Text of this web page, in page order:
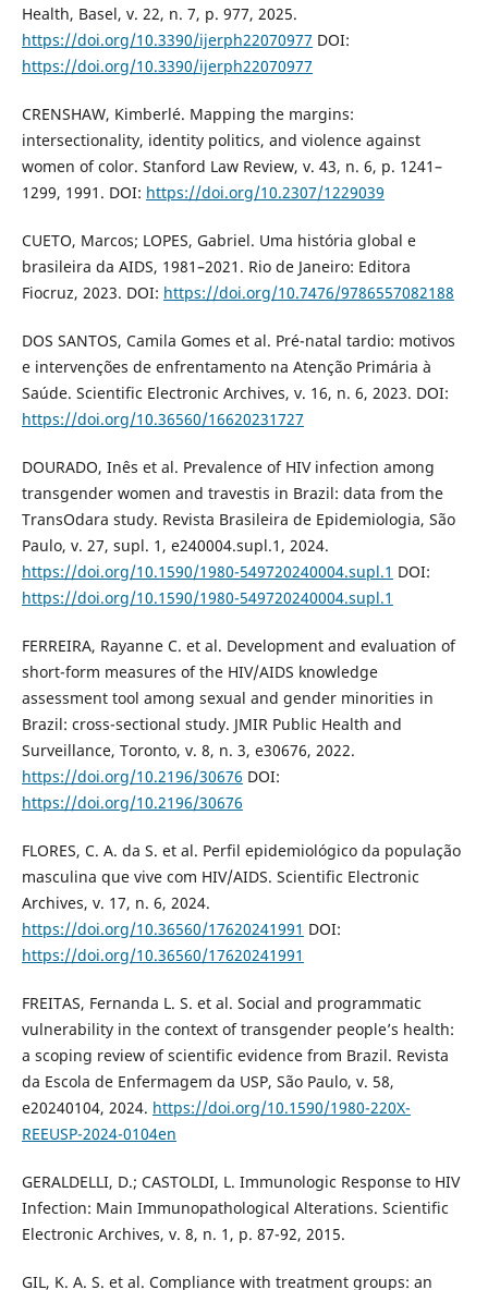
Health, Basel, v. 22, n. 7, p. 977, 2025.
https://doi.org/10.3390/ijerph22070977 DOI:
https://doi.org/10.3390/ijerph22070977
CRENSHAW, Kimberlé. Mapping the margins:
intersectionality, identity politics, and violence against
women of color. Stanford Law Review, v. 43, n. 6, p. 1241–
1299, 1991. DOI: https://doi.org/10.2307/1229039
CUETO, Marcos; LOPES, Gabriel. Uma história global e
brasileira da AIDS, 1981–2021. Rio de Janeiro: Editora
Fiocruz, 2023. DOI: https://doi.org/10.7476/9786557082188
DOS SANTOS, Camila Gomes et al. Pré-natal tardio: motivos
e intervenções de enfrentamento na Atenção Primária à
Saúde. Scientific Electronic Archives, v. 16, n. 6, 2023. DOI:
https://doi.org/10.36560/16620231727
DOURADO, Inês et al. Prevalence of HIV infection among
transgender women and travestis in Brazil: data from the
TransOdara study. Revista Brasileira de Epidemiologia, São
Paulo, v. 27, supl. 1, e240004.supl.1, 2024.
https://doi.org/10.1590/1980-549720240004.supl.1 DOI:
https://doi.org/10.1590/1980-549720240004.supl.1
FERREIRA, Rayanne C. et al. Development and evaluation of
short-form measures of the HIV/AIDS knowledge
assessment tool among sexual and gender minorities in
Brazil: cross-sectional study. JMIR Public Health and
Surveillance, Toronto, v. 8, n. 3, e30676, 2022.
https://doi.org/10.2196/30676 DOI:
https://doi.org/10.2196/30676
FLORES, C. A. da S. et al. Perfil epidemiológico da população
masculina que vive com HIV/AIDS. Scientific Electronic
Archives, v. 17, n. 6, 2024.
https://doi.org/10.36560/17620241991 DOI:
https://doi.org/10.36560/17620241991
FREITAS, Fernanda L. S. et al. Social and programmatic
vulnerability in the context of transgender people’s health:
a scoping review of scientific evidence from Brazil. Revista
da Escola de Enfermagem da USP, São Paulo, v. 58,
e20240104, 2024. https://doi.org/10.1590/1980-220X-
REEUSP-2024-0104en
GERALDELLI, D.; CASTOLDI, L. Immunologic Response to HIV
Infection: Main Immunopathological Alterations. Scientific
Electronic Archives, v. 8, n. 1, p. 87-92, 2015.
GIL, K. A. S. et al. Compliance with treatment groups: an